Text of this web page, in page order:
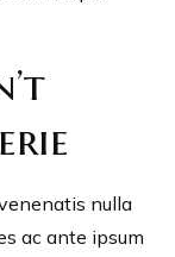
nulla
ac ante ipsum